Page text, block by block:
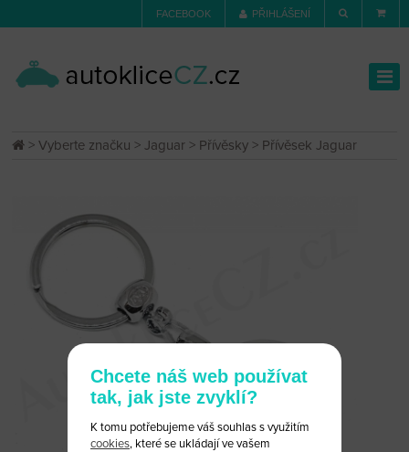
FACEBOOK PŘIHLÁŠENÍ
>Vyberte značku >Jaguar > Přívěsky > Přívěsek Jaguar
Chcete náš web používat
tak, jak jste zvyklí?
K tomu potřebujeme váš souhlas s využitím
cookies, které se ukládají ve vašem